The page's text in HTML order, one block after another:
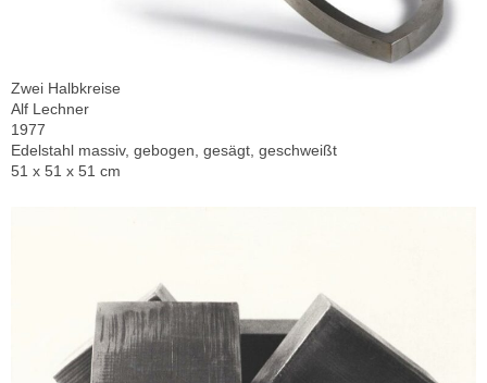
Zwei Halbkreise
Alf Lechner
1977
Edelstahl massiv, gebogen, gesägt, geschweißt
51 x 51 x 51 cm